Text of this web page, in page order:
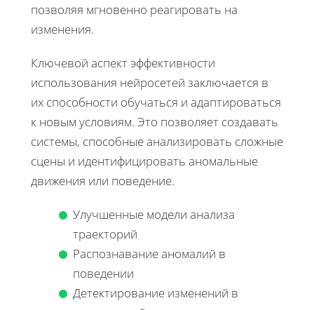
позволяя мгновенно реагировать на
изменения.
Ключевой аспект эффективности
использования нейросетей заключается в
их способности обучаться и адаптироваться
к новым условиям. Это позволяет создавать
системы, способные анализировать сложные
сцены и идентифицировать аномальные
движения или поведение.
Улучшенные модели анализа
траекторий
Распознавание аномалий в
поведении
Детектирование изменений в